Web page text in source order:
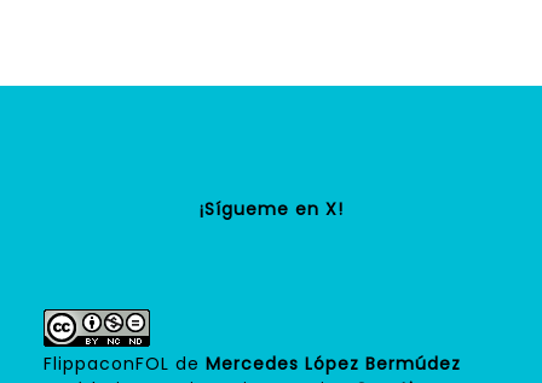
¡Sígueme en X!
FlippaconFOL de Mercedes López Bermúdez